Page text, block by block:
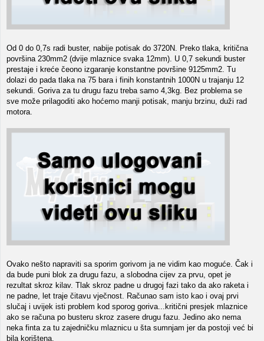
Od 0 do 0,7s radi buster, nabije potisak do 3720N. Preko tlaka, kritična
površina 230mm2 (dvije mlaznice svaka 12mm). U 0,7 sekundi buster
prestaje i kreće čeono izgaranje konstantne površine 9125mm2. Tu
dolazi do pada tlaka na 75 bara i finih konstantnih 1000N u trajanju 12
sekundi. Goriva za tu drugu fazu treba samo 4,3kg. Bez problema se
sve može prilagoditi ako hoćemo manji potisak, manju brzinu, duži rad
motora.
Ovako nešto napraviti sa sporim gorivom ja ne vidim kao moguće. Čak i
da bude puni blok za drugu fazu, a slobodna cijev za prvu, opet je
rezultat skroz kilav. Tlak skroz padne u drugoj fazi tako da ako raketa i
ne padne, let traje čitavu vječnost. Računao sam isto kao i ovaj prvi
slučaj i uvijek isti problem kod sporog goriva...kritični presjek mlaznice
ako se računa po busteru skroz zasere drugu fazu. Jedino ako nema
neka finta za tu zajedničku mlaznicu u šta sumnjam jer da postoji već bi
bila korištena.